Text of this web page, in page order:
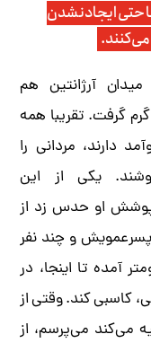
حتی ایجاد‌نشدن
آرژانتین هم
گرفت. تقریبا همه
دارند، مردانی را
یکی از این
او حدس زد از
پسرعمویش و چند نفر
آمده تا اینجا، در
کاسبی کند. وقتی از
می‌کند می‌پرسم، از